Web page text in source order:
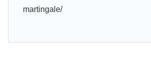
martingale/